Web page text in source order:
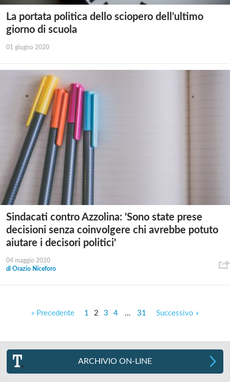
La portata politica dello sciopero dell’ultimo
giorno di scuola
01 giugno 2020
Sindacati contro Azzolina: 'Sono state prese
decisioni senza coinvolgere chi avrebbe potuto
aiutare i decisori politici'
04 maggio 2020
di Orazio Niceforo
« Precedente 1 2 3 4 … 31 Successivo »
ARCHIVIO ON-LINE